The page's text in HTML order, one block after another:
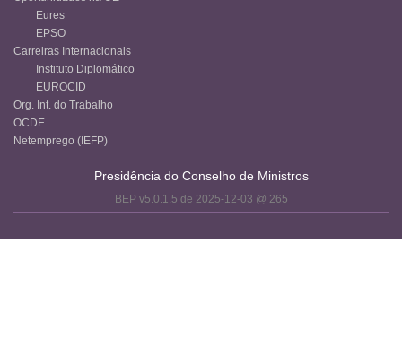
Eures
EPSO
Carreiras Internacionais
Instituto Diplomático
EUROCID
Org. Int. do Trabalho
OCDE
Netemprego (IEFP)
Presidência do Conselho de Ministros
BEP v5.0.1.5 de 2025-12-03 @ 265